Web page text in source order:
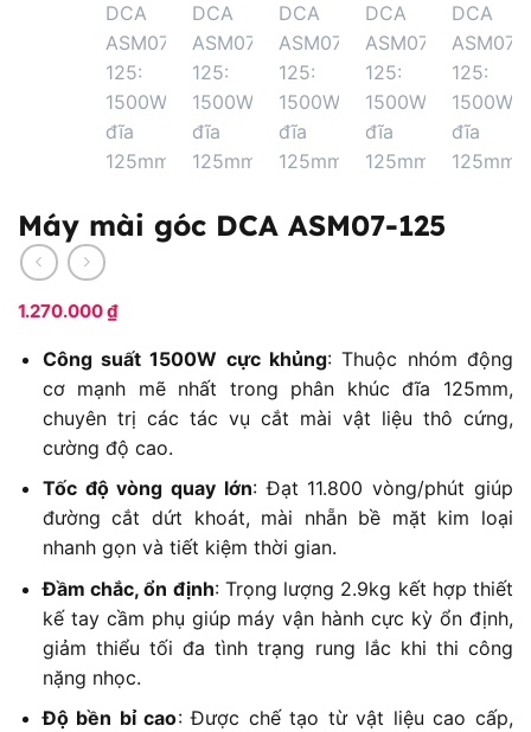
Máy mài góc DCA ASM07-125
1.270.000₫
Công suất 1500W cực khủng: Thuộc nhóm động
cơ mạnh mẽ nhất trong phân khúc đĩa 125mm,
chuyên trị các tác vụ cắt mài vật liệu thô cứng,
cường độ cao.
Tốc độ vòng quay lớn: Đạt 11.800 vòng/phút giúp
đường cắt dứt khoát, mài nhẵn bề mặt kim loại
nhanh gọn và tiết kiệm thời gian.
Đầm chắc, ổn định: Trọng lượng 2.9kg kết hợp thiết
kế tay cầm phụ giúp máy vận hành cực kỳ ổn định,
giảm thiểu tối đa tình trạng rung lắc khi thi công
nặng nhọc.
Độ bền bỉ cao: Được chế tạo từ vật liệu cao cấp,